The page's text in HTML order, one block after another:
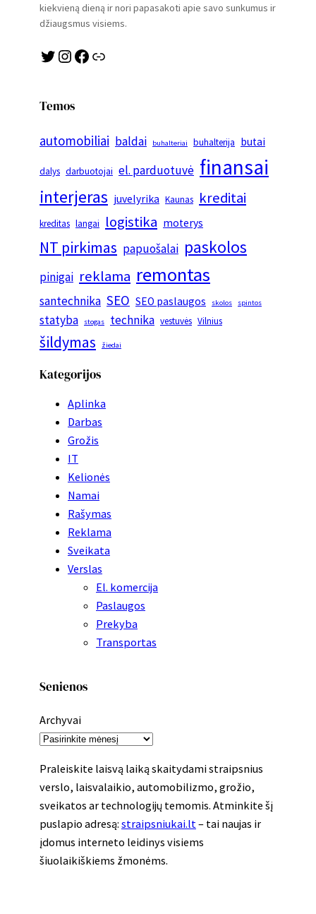
kiekvieną dieną ir nori papasakoti apie savo sunkumus ir
džiaugsmus visiems.
Twitter Instagram Facebook Link
Temos
automobiliai baldai buhalteriai buhalterija butai
dalys darbuotojai el. parduotuvė finansai
interjeras juvelyrika Kaunas kreditai
kreditas langai logistika moterys
NT pirkimas papuošalai paskolos
pinigai reklama remontas
santechnika SEO SEO paslaugos skolos spintos
statyba stogas technika vestuvės Vilnius
šildymas žiedai
Kategorijos
Aplinka
Darbas
Grožis
IT
Kelionės
Namai
Rašymas
Reklama
Sveikata
Verslas
El. komercija
Paslaugos
Prekyba
Transportas
Senienos
Archyvai
Praleiskite laisvą laiką skaitydami straipsnius
verslo, laisvalaikio, automobilizmo, grožio,
sveikatos ar technologijų temomis. Atminkite šį
puslapio adresą: straipsniukai.lt – tai naujas ir
įdomus interneto leidinys visiems
šiuolaikiškiems žmonėms.